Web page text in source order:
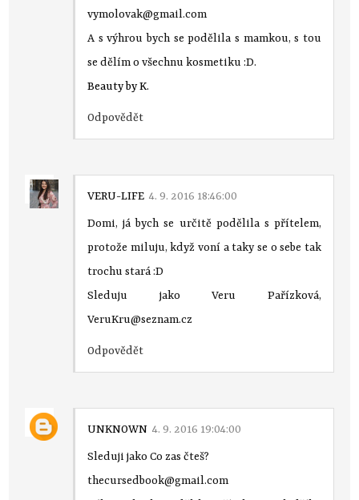
vymolovak@gmail.com
A s výhrou bych se podělila s mamkou, s tou
se dělím o všechnu kosmetiku :D.
Beauty by K.
Odpovědět
VERU-LIFE 4. 9. 2016 18:46:00
Domi, já bych se určitě podělila s přítelem,
protože miluju, když voní a taky se o sebe tak
trochu stará :D
Sleduju jako Veru Pařízková,
VeruKru@seznam.cz
Odpovědět
UNKNOWN 4. 9. 2016 19:04:00
Sleduji jako Co zas čteš?
thecursedbook@gmail.com